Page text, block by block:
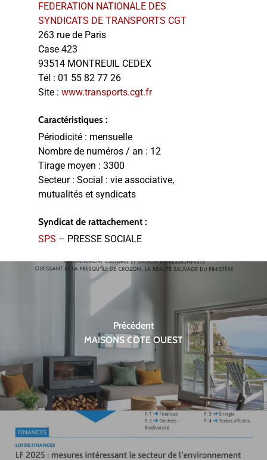
FEDERATION NATIONALE DES
SYNDICATS DE TRANSPORTS CGT
263 rue de Paris
Case 423
93514 MONTREUIL CEDEX
Tél : 01 55 82 77 26
Site : www.transports.cgt.fr
Caractéristiques :
Périodicité : mensuelle
Nombre de numéros / an : 12
Tirage moyen : 3300
Secteur : Social : vie associative,
mutualités et syndicats
Syndicat de rattachement :
SPS – PRESSE SOCIALE
Précédent
MAISONS COTE OUEST